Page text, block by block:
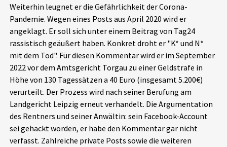
Leipziger Zustände
Schlaglichter
Phänomene
Aktuelles
Alle Beiträge
Veranstaltungen
Über uns
Weiterhin leugnet er die Gefährlichkeit der Corona-
Pandemie. Wegen eines Posts aus April 2020 wird er
angeklagt. Er soll sich unter einem Beitrag von Tag24
rassistisch geäußert haben. Konkret droht er "K* und N*
mit dem Tod". Für diesen Kommentar wird er im September
2022 vor dem Amtsgericht Torgau zu einer Geldstrafe in
Höhe von 130 Tagessätzen a 40 Euro (insgesamt 5.200€)
verurteilt. Der Prozess wird nach seiner Berufung am
Landgericht Leipzig erneut verhandelt. Die Argumentation
des Rentners und seiner Anwältin: sein Facebook-Account
sei gehackt worden, er habe den Kommentar gar nicht
verfasst. Zahlreiche private Posts sowie die weiteren